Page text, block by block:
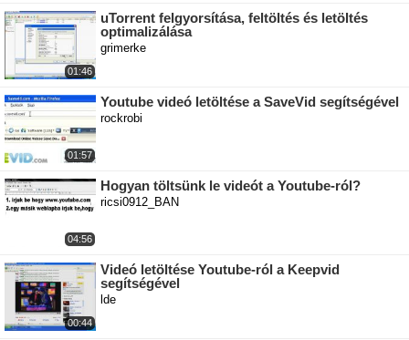
01:46
uTorrent felgyorsítása, feltöltés és letöltés
optimalizálása
grimerke
01:57
Youtube videó letöltése a SaveVid segítségével
rockrobi
04:56
Hogyan töltsünk le videót a Youtube-ról?
ricsi0912_BAN
00:44
Videó letöltése Youtube-ról a Keepvid
segítségével
lde